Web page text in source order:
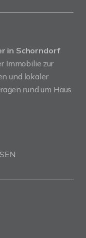
in Schorndorf
Immobilie zur
und lokaler
rund um Haus